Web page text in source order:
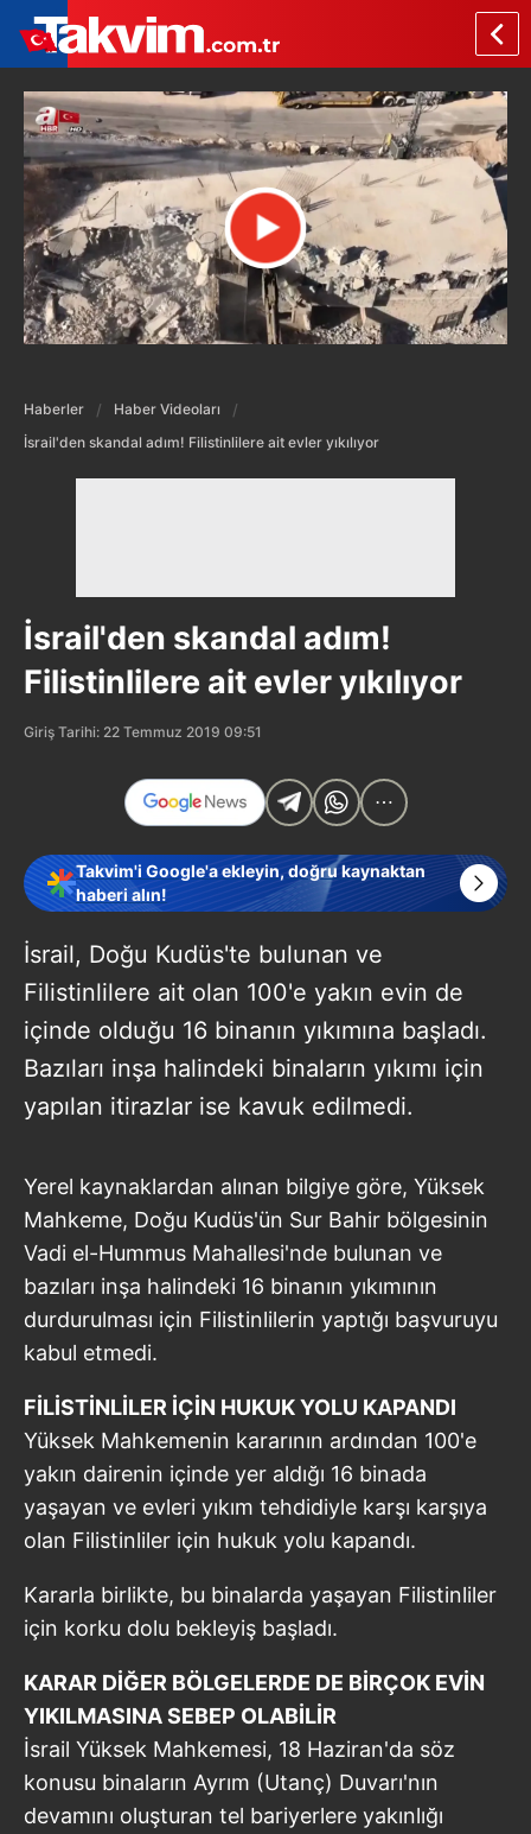
Haberler
Haber Videoları
İsrail'den skandal adım! Filistinlilere ait evler yıkılıyor
İsrail'den skandal adım!
Filistinlilere ait evler yıkılıyor
Giriş Tarihi: 22 Temmuz 2019 09:51
Takvim'i Google'a ekleyin, doğru kaynaktan
haberi alın!
İsrail, Doğu Kudüs'te bulunan ve
Filistinlilere ait olan 100'e yakın evin de
içinde olduğu 16 binanın yıkımına başladı.
Bazıları inşa halindeki binaların yıkımı için
yapılan itirazlar ise kavuk edilmedi.
Yerel kaynaklardan alınan bilgiye göre, Yüksek
Mahkeme, Doğu Kudüs'ün Sur Bahir bölgesinin
Vadi el-Hummus Mahallesi'nde bulunan ve
bazıları inşa halindeki 16 binanın yıkımının
durdurulması için Filistinlilerin yaptığı başvuruyu
kabul etmedi.
FİLİSTİNLİLER İÇİN HUKUK YOLU KAPANDI
Yüksek Mahkemenin kararının ardından 100'e
yakın dairenin içinde yer aldığı 16 binada
yaşayan ve evleri yıkım tehdidiyle karşı karşıya
olan Filistinliler için hukuk yolu kapandı.
Kararla birlikte, bu binalarda yaşayan Filistinliler
için korku dolu bekleyiş başladı.
KARAR DİĞER BÖLGELERDE DE BİRÇOK EVİN
YIKILMASINA SEBEP OLABİLİR
İsrail Yüksek Mahkemesi, 18 Haziran'da söz
konusu binaların Ayrım (Utanç) Duvarı'nın
devamını oluşturan tel bariyerlere yakınlığı